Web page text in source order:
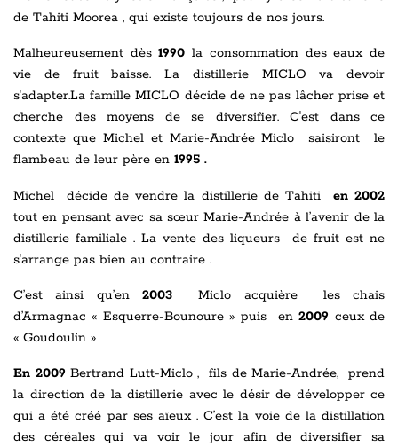
de Tahiti Moorea , qui existe toujours de nos jours.
Malheureusement dès1990 la consommation des eaux de
vie de fruit baisse. La distillerie MICLO va devoir
s'adapter.La famille MICLO décide de ne pas lâcher prise et
cherche des moyens de se diversifier. C'est dans ce
contexte que Michel et Marie-Andrée Miclo saisiront le
flambeau de leur père en 1995 .
Michel décide de vendre la distillerie de Tahiti en 2002
tout en pensant avec sa sœur Marie-Andrée à l’avenir de la
distillerie familiale . La vente des liqueurs de fruit est ne
s'arrange pas bien au contraire .
C’est ainsi qu’en2003Miclo acquière les chais
d’Armagnac « Esquerre-Bounoure » puis en2009 ceux de
« Goudoulin »
En 2009 Bertrand Lutt-Miclo , fils de Marie-Andrée, prend
la direction de la distillerie avec le désir de développer ce
qui a été créé par ses aïeux . C’est la voie de la distillation
des céréales qui va voir le jour afin de diversifier sa